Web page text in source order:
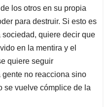
los otros en su propia
para destruir. Si esto es
sociedad, quiere decir que
en la mentira y el
quiere seguir
no reacciona sino
se vuelve cómplice de la